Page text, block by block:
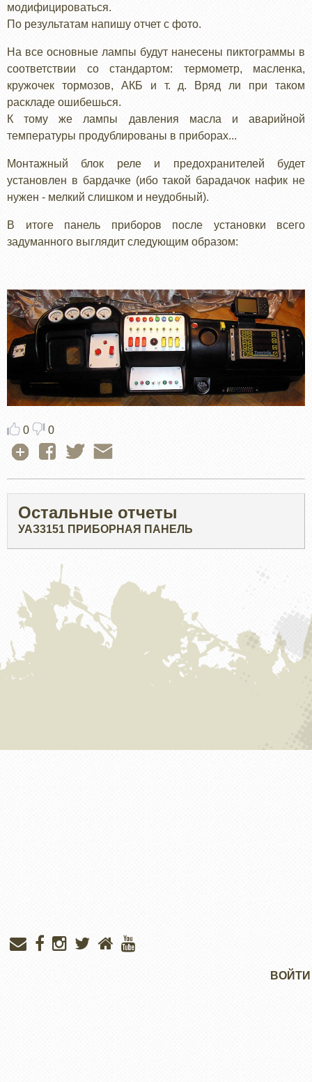
модифицироваться.
По результатам напишу отчет с фото.
На все основные лампы будут нанесены пиктограммы в
соответствии со стандартом: термометр, масленка,
кружочек тормозов, АКБ и т. д. Вряд ли при таком
раскладе ошибешься.
К тому же лампы давления масла и аварийной
температуры продублированы в приборах...
Монтажный блок реле и предохранителей будет
установлен в бардачке (ибо такой барадачок нафик не
нужен - мелкий слишком и неудобный).
В итоге панель приборов после установки всего
задуманного выглядит следующим образом:
0 0
Остальные отчеты
УАЗ3151 ПРИБОРНАЯ ПАНЕЛЬ
ВОЙТИ